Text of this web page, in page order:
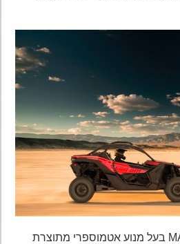
ה-MAVERICK X3 900 HO בעל מנוע אטמוספרי מתוצרת